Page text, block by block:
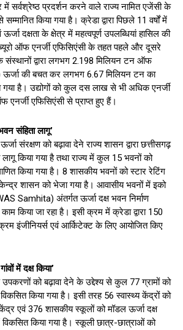
में सर्वश्रेष्ठ प्रदर्शन करने वाले राज्य नामित एजेंसी के
किया गया है। क्रेडा द्वारा पिछले 11 वर्षों में
दक्षता के क्षेत्र में महत्वपूर्ण उपलब्धियां हासिल की
ऑफ एनर्जी एफिसिएंसी के तहत पहले और दूसरे
द्वारा लगभग 2.198 मिलियन टन ऑफ
की बचत कर लगभग 6.67 मिलियन टन का
गया है। उद्योगों को कुल दस लाख से भी अधिक एनर्जी
एनर्जी एफिसिएंसी से प्राप्त हुए हैं।
संहिता लागू’
संरक्षण को बढ़ावा देने राज्य शासन द्वारा छत्तीसगढ़
लागू किया गया है तथा राज्य में कुल 15 भवनों को
किया गया है। 8 शासकीय भवनों को स्टार रेटिंग
शासन को भेजा गया है। आवासीय भवनों में इको
Samhita) अंतर्गत ऊर्जा दक्ष भवन निर्माण
किया जा रहा है। इसी क्रम में क्रेडा द्वारा 150
इंजीनियर्स एवं आर्किटेक्ट के लिए आयोजित किए
में दक्ष किया’
उपकरणों को बढ़ावा देने के उद्देश्य से कुल 77 ग्रामों को
किया गया है। इसी तरह 56 स्वास्थ्य केंद्रों को
केंद्र एवं 376 शासकीय स्कूलों को मॉडल ऊर्जा दक्ष
किया गया है। स्कूली छात्र-छात्राओं को